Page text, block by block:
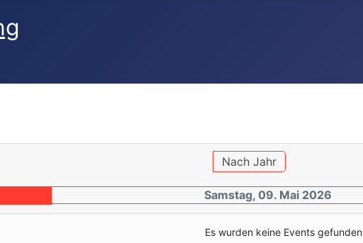
Nach Jahr
Samstag, 09. Mai 2026
Es wurden keine Events gefunden